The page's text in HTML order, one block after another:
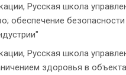
Русская школа
обеспечение
Русская школа
здоровья в